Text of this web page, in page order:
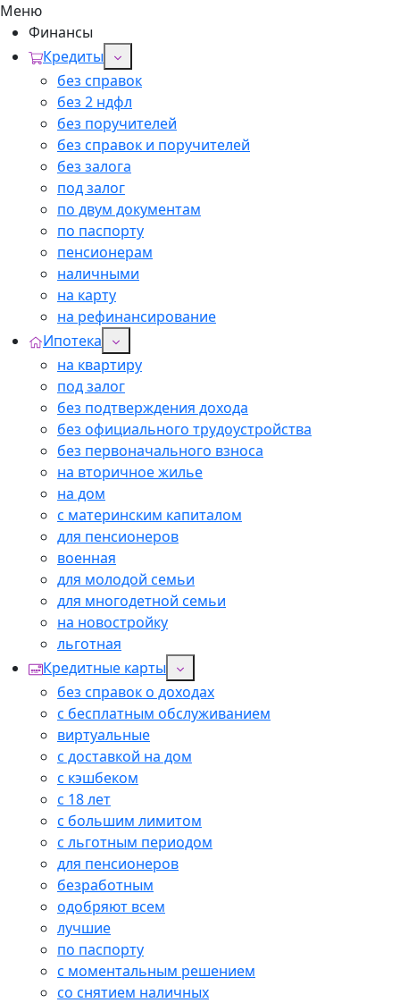
Меню
Финансы
Кредиты
без справок
без 2 ндфл
без поручителей
без справок и поручителей
без залога
под залог
по двум документам
по паспорту
пенсионерам
наличными
на карту
на рефинансирование
Ипотека
на квартиру
под залог
без подтверждения дохода
без официального трудоустройства
без первоначального взноса
на вторичное жилье
на дом
с материнским капиталом
для пенсионеров
военная
для молодой семьи
для многодетной семьи
на новостройку
льготная
Кредитные карты
без справок о доходах
с бесплатным обслуживанием
виртуальные
с доставкой на дом
с кэшбеком
с 18 лет
с большим лимитом
с льготным периодом
для пенсионеров
безработным
одобряют всем
лучшие
по паспорту
с моментальным решением
со снятием наличных